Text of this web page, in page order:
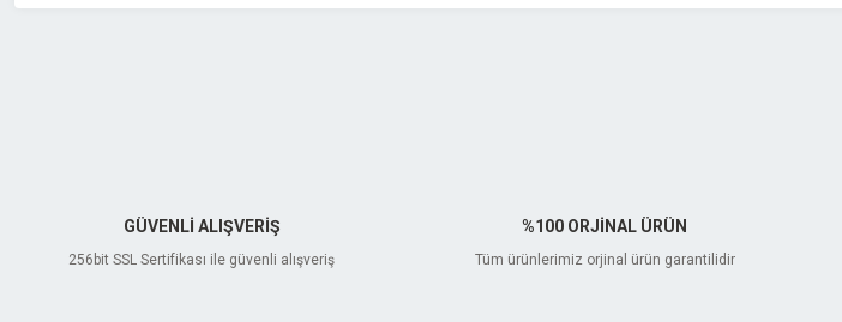
GÜVENLİ ALIŞVERİŞ
256bit SSL Sertifikası ile güvenli alışveriş
%100 ORJİNAL ÜRÜN
Tüm ürünlerimiz orjinal ürün garantilidir